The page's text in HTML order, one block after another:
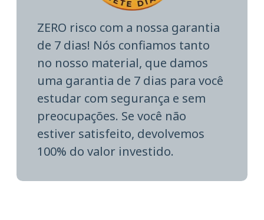
ZERO risco com a nossa garantia
de 7 dias! Nós confiamos tanto
no nosso material, que damos
uma garantia de 7 dias para você
estudar com segurança e sem
preocupações. Se você não
estiver satisfeito, devolvemos
100% do valor investido.